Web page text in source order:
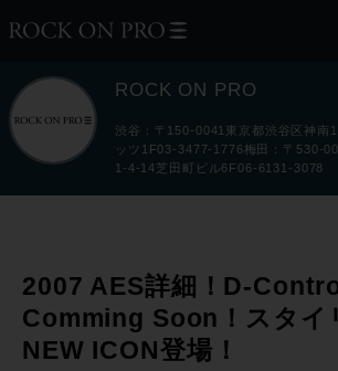
ROCK ON PRO
渋谷：〒150-0041東京都渋谷区神南
ッツ1F03-3477-1776梅田：〒530-
1-4-14芝田町ビル6F06-6131-3078
2007 AES詳細！D-
Comming Soon！スタイ
NEW ICON登場！